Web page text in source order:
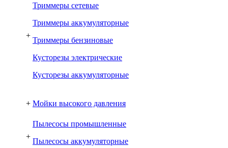
+
Триммеры сетевые
Триммеры аккумуляторные
Триммеры бензиновые
Кусторезы электрические
Кусторезы аккумуляторные
+ Мойки высокого давления
+
Пылесосы промышленные
Пылесосы аккумуляторные